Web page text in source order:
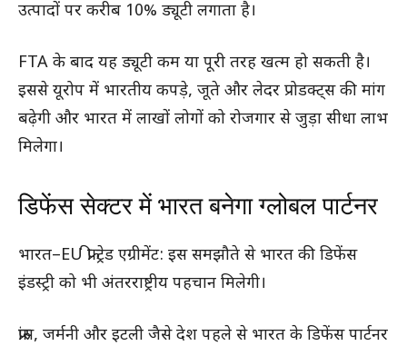
उत्पादों पर करीब 10% ड्यूटी लगाता है।
FTA के बाद यह ड्यूटी कम या पूरी तरह खत्म हो सकती है।
इससे यूरोप में भारतीय कपड़े, जूते और लेदर प्रोडक्ट्स की मांग
बढ़ेगी और भारत में लाखों लोगों को रोजगार से जुड़ा सीधा लाभ
मिलेगा।
डिफेंस सेक्टर में भारत बनेगा ग्लोबल पार्टनर
भारत–EU फ्री ट्रेड एग्रीमेंट: इस समझौते से भारत की डिफेंस
इंडस्ट्री को भी अंतरराष्ट्रीय पहचान मिलेगी।
फ्रांस, जर्मनी और इटली जैसे देश पहले से भारत के डिफेंस पार्टनर